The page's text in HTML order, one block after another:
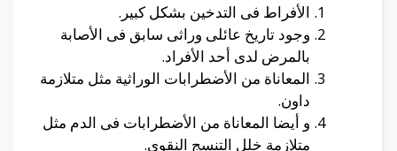
الأفراط فى التدخين بشكل كبير.
وجود تاريخ عائلى وراثى سابق فى الأصابة
بالمرض لدى أحد الأفراد.
المعاناة من الأضطرابات الوراثية مثل متلازمة
داون.
و أيضا المعاناة من الأضطرابات فى الدم مثل
متلازمة خلل التنسج النقوي.